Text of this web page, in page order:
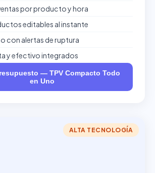
por producto y hora
editables al instante
con alertas de ruptura
y efectivo integrados
— TPV Compacto Todo
en Uno
ALTA TECNOLOGÍA